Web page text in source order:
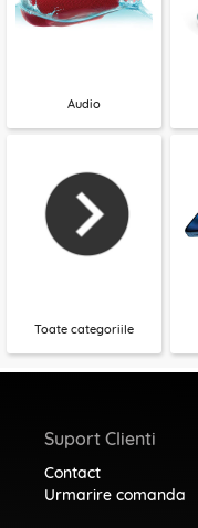
Audio
Toate categoriile
Suport Clienti
Contact
Urmarire comanda